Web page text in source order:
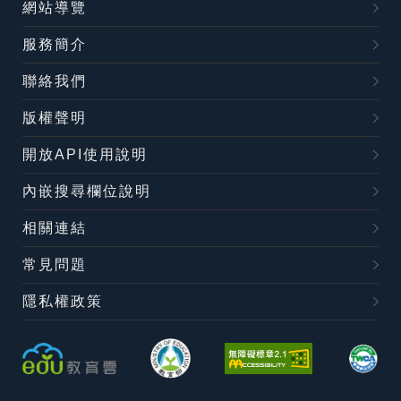
網站導覽
服務簡介
聯絡我們
版權聲明
開放API使用說明
內嵌搜尋欄位說明
相關連結
常見問題
隱私權政策